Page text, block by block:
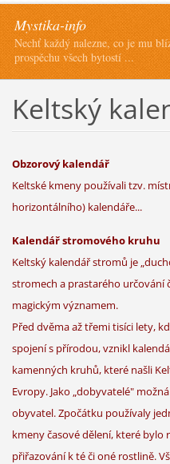
Mystika-info
Nechť každý nalezne, co je mu
prospěchu všech bytostí ...
Keltský
Obzorový kalendář
Keltské kmeny používali tzv.
horizontálního) kalendáře...
Kalendář stromového kruhu
Keltský kalendář stromů je
stromech a prastarého určování
magickým významem.
Před dvěma až třemi tisíci lety,
spojení s přírodou, vznikl
kamenných kruhů, které našli
Evropy. Jako „dobyvatelé"
obyvatel. Zpočátku používaly
kmeny časové dělení, které bylo
přiřazování k té či oné rostlině.